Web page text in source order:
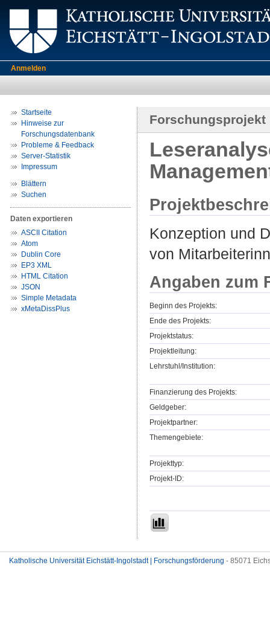
Anmelden
Startseite
Hinweise zur
Forschungsdatenbank
Probleme & Feedback
Server-Statistik
Impressum
Blättern
Suchen
Daten exportieren
ASCII Citation
Atom
Dublin Core
EP3 XML
HTML Citation
JSON
Simple Metadata
xMetaDissPlus
Forschungsprojekt
Konzeption und
von
Angaben zum
Beginn des Projekts:
Ende des Projekts:
Projektstatus:
Projektleitung:
Lehrstuhl/Institution:
Finanzierung des Projekts:
Geldgeber:
Projektpartner:
Themengebiete:
Projekttyp:
Projekt-ID:
Katholische Universität Eichstätt-Ingolstadt | Forschungsförderung - 85071